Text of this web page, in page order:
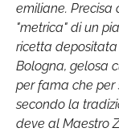
emiliane.
"metrica" di un
ricetta
Bologna, gelosa
per fama che per
secondo la
deve al Maestro